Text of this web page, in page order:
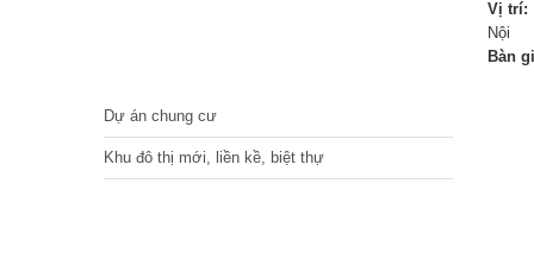
Vị trí:
Nội
Bàn
Dự án chung cư
Khu đô thị mới, liền kề, biệt thự